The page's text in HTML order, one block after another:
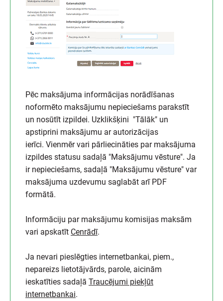
Pēc maksājuma informācijas norādīšanas
noformēto maksājumu nepieciešams parakstīt
un nosūtīt izpildei. Uzklikšķini "Tālāk" un
apstiprini maksājumu ar autorizācijas
ierīci. Vienmēr vari pārliecināties par maksājuma
izpildes statusu sadaļā "Maksājumu vēsture". Ja
ir nepieciešams, sadaļā "Maksājumu vēsture" var
maksājuma uzdevumu saglabāt arī PDF
formātā.
Informāciju par maksājumu komisijas maksām
vari apskatīt Cenrādī.
Ja nevari pieslēgties internetbankai, piem.,
nepareizs lietotājvārds, parole, aicinām
ieskatīties sadaļā Traucējumi piekļūt
internetbankai.